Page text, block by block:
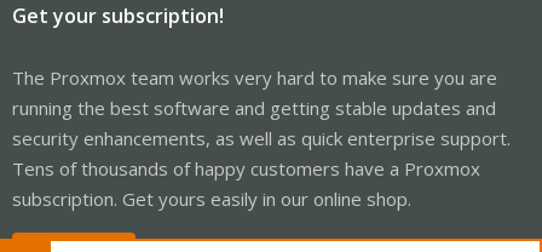
Get your subscription!
The Proxmox team works very hard to make sure you are
running the best software and getting stable updates and
security enhancements, as well as quick enterprise support.
Tens of thousands of happy customers have a Proxmox
subscription. Get yours easily in our online shop.